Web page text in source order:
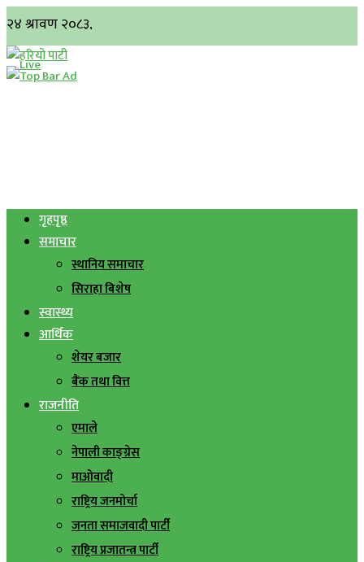
गृहपृष्ठ
समाचार
स्थानिय समाचार
सिराहा बिशेष
स्वास्थ्य
आर्थिक
शेयर बजार
बैंक तथा वित्त
राजनीति
एमाले
नेपाली काङ्ग्रेस
माओवादी
राष्ट्रिय जनमोर्चा
जनता समाजवादी पार्टी
राष्ट्रिय प्रजातन्त्र पार्टी